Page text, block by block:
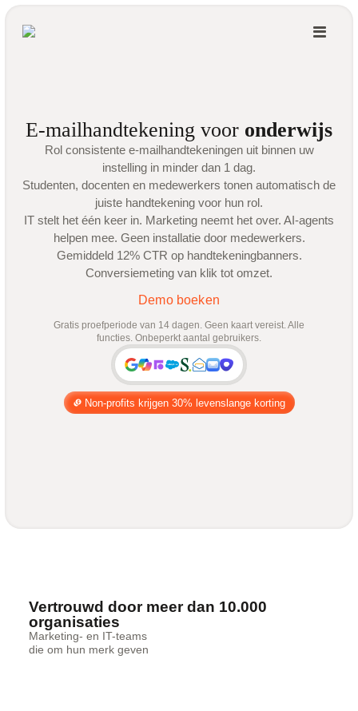
E-mailhandtekening voor onderwijs
Rol consistente e-mailhandtekeningen uit binnen uw
instelling in minder dan 1 dag.
Studenten, docenten en medewerkers tonen automatisch de
juiste handtekening voor hun rol.
IT stelt het één keer in. Marketing neemt het over. AI-agents
helpen mee. Geen installatie door medewerkers.
Gemiddeld 12% CTR op handtekeningbanners.
Conversiemeting van klik tot omzet.
Demo boeken
Gratis proefperiode van 14 dagen. Geen kaart vereist. Alle
functies. Onbeperkt aantal gebruikers.
Non-profits krijgen 30% levenslange korting
Vertrouwd door meer dan 10.000
organisaties
Marketing- en IT-teams
die om hun merk geven